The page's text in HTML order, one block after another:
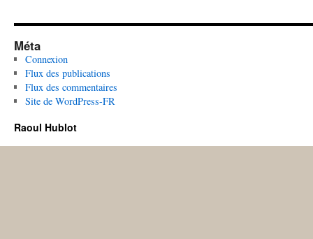
Méta
Connexion
Flux des publications
Flux des commentaires
Site de WordPress-FR
Raoul Hublot